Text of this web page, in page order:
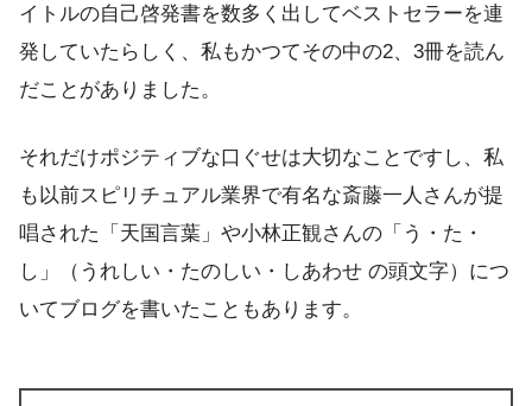
イトルの自己啓発書を数多く出してベストセラーを連
発していたらしく、私もかつてその中の2、3冊を読ん
だことがありました。
それだけポジティブな口ぐせは大切なことですし、私
も以前スピリチュアル業界で有名な斎藤一人さんが提
唱された「天国言葉」や小林正観さんの「う・た・
し」（うれしい・たのしい・しあわせ の頭文字）につ
いてブログを書いたこともあります。